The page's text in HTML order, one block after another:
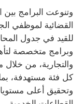
وتنوعت البرامج بين
القضائية لموظفي
للقيد في جدول
وبرامج متخصصة
والتجارية، من
كل فئة مستهدفة،
وتحقيق أعلى